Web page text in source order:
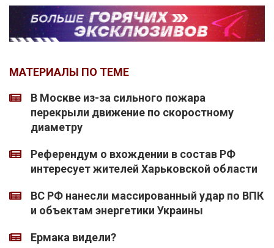
МАТЕРИАЛЫ ПО ТЕМЕ
В Москве из-за сильного пожара
перекрыли движение по скоростному
диаметру
Референдум о вхождении в состав РФ
интересует жителей Харьковской области
ВС РФ нанесли массированный удар по ВПК
и объектам энергетики Украины
Ермака видели?